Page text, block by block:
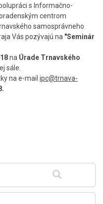
s Informačno-
centrom
samosprávneho
Vás pozývajú na "Seminár
na Úrade Trnavského
sále.
na e-mail ipc@trnava-
Hľadať